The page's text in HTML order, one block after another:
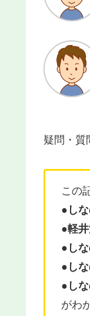
疑問・質
この
●し
●軽
● し
● し
● し
がわ